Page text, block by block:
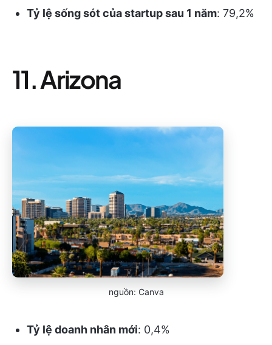
Tỷ lệ sống sót của startup sau 1 năm: 79,2%
11. Arizona
nguồn: Canva
Tỷ lệ doanh nhân mới: 0,4%